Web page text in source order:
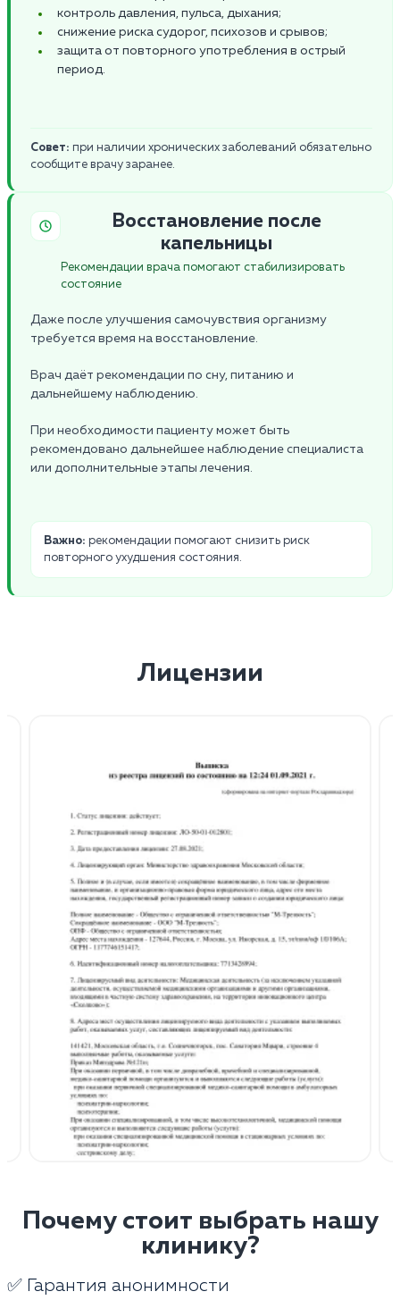
контроль давления, пульса, дыхания;
снижение риска судорог, психозов и срывов;
защита от повторного употребления в острый
период.
Совет: при наличии хронических заболеваний обязательно
сообщите врачу заранее.
Восстановление после
капельницы
Рекомендации врача помогают стабилизировать
состояние
Даже после улучшения самочувствия организму
требуется время на восстановление.
Врач даёт рекомендации по сну, питанию и
дальнейшему наблюдению.
При необходимости пациенту может быть
рекомендовано дальнейшее наблюдение специалиста
или дополнительные этапы лечения.
Важно: рекомендации помогают снизить риск
повторного ухудшения состояния.
Лицензии
Почему стоит выбрать нашу
клинику?
✅ Гарантия анонимности